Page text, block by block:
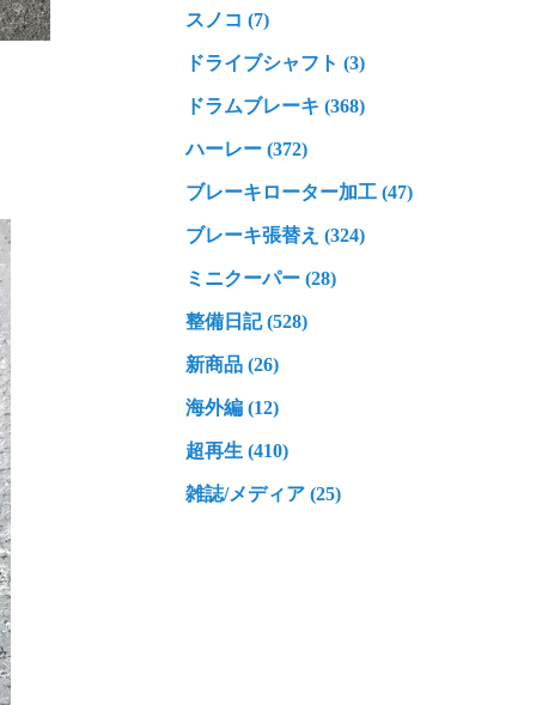
スノコ (7)
ドライブシャフト (3)
ドラムブレーキ (368)
ハーレー (372)
ブレーキローター加工 (47)
ブレーキ張替え (324)
ミニクーパー (28)
整備日記 (528)
新商品 (26)
海外編 (12)
超再生 (410)
雑誌/メディア (25)